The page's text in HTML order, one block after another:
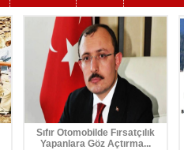
Sıfır Otomobilde Fırsatçılık
Yapanlara Göz Açtırma...